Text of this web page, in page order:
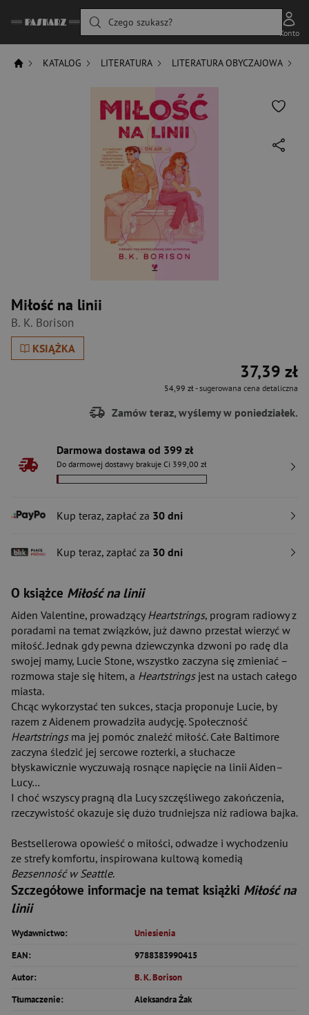
Czego szukasz?
Konto
KATALOG LITERATURA LITERATURA OBYCZAJOWA
Miłość na linii
B. K. Borison
KSIĄŻKA
37,39 zł
54,99 zł- sugerowana cena detaliczna
Zamów teraz, wyślemy w poniedziałek.
Darmowa dostawa od 399 zł
Do darmowej dostawy brakuje Ci 399,00 zł
Kup teraz, zapłać za 30 dni
Kup teraz, zapłać za 30 dni
O książce Miłość na linii
Aiden Valentine, prowadzący Heartstrings, program radiowy z
poradami na temat związków, już dawno przestał wierzyć w
miłość. Jednak gdy pewna dziewczynka dzwoni po radę dla
swojej mamy, Lucie Stone, wszystko zaczyna się zmieniać –
rozmowa staje się hitem, a Heartstringsjest na ustach całego
miasta.
Chcąc wykorzystać ten sukces, stacja proponuje Lucie, by
razem z Aidenem prowadziła audycję. Społeczność
Heartstringsma jej pomóc znaleźć miłość. Całe Baltimore
zaczyna śledzić jej sercowe rozterki, a słuchacze
błyskawicznie wyczuwają rosnące napięcie na linii Aiden–
Lucy…
I choć wszyscy pragną dla Lucy szczęśliwego zakończenia,
rzeczywistość okazuje się dużo trudniejsza niż radiowa bajka.
Bestsellerowa opowieść o miłości, odwadze i wychodzeniu
ze strefy komfortu, inspirowana kultową komedią
Bezsenność w Seattle.
Szczegółowe informacje na temat książki Miłość na
linii
Wydawnictwo:
Uniesienia
EAN:
9788383990415
Autor:
B. K. Borison
Tłumaczenie:
Aleksandra Żak